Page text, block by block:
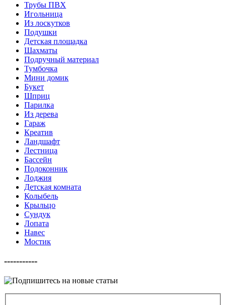
Трубы ПВХ
Игольница
Из лоскутков
Подушки
Детская площадка
Шахматы
Подручный материал
Тумбочка
Мини домик
Букет
Шприц
Парилка
Из дерева
Гараж
Креатив
Ландшафт
Лестница
Бассейн
Подоконник
Лоджия
Детская комната
Колыбель
Крыльцо
Сундук
Лопата
Навес
Мостик
-----------